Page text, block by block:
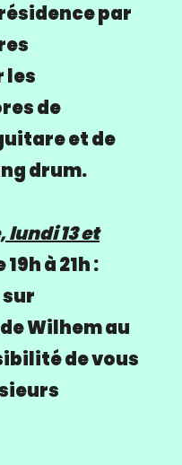
par
les
de
et de
drum.
lundi 13 et
19h à 21h :
Wilhem au
de vous